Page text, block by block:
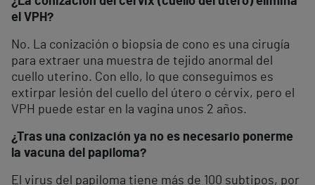
el VPH?
No. La conización o biopsia de cono es una cirugía
para extraer una muestra de tejido anormal del
cuello uterino. Con ello, lo que conseguimos es
extirpar lesión del cuello del útero o cérvix, pero el
VPH puede estar en la vagina unos 2 años.
¿Tras una conización ya no es necesario ponerme
la vacuna del papiloma?
El virus del papiloma tiene más de 100 subtipos, por